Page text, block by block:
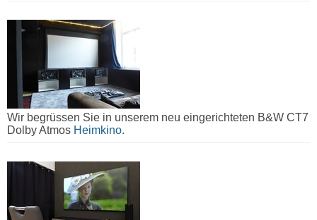
Wir begrüssen Sie in unserem neu eingerichteten B&W CT7
Dolby Atmos Heimkino.